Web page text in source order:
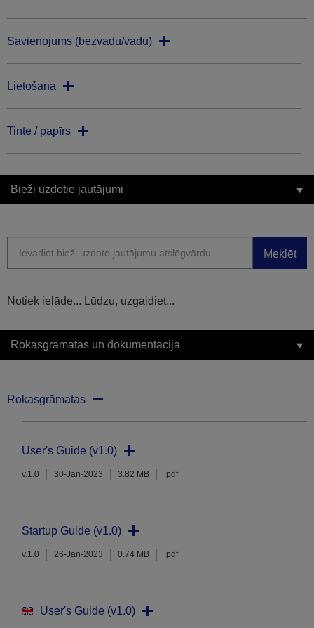
Savienojums (bezvadu/vadu)
Lietošana
Tinte / papīrs
Bieži uzdotie jautājumi
Meklēt
Notiek ielāde... Lūdzu, uzgaidiet...
Rokasgrāmatas un dokumentācija
Rokasgrāmatas
User's Guide (v1.0)
v.1.0 30-Jan-2023 3.82 MB .pdf
Startup Guide (v1.0)
v.1.0 26-Jan-2023 0.74 MB .pdf
User's Guide (v1.0)